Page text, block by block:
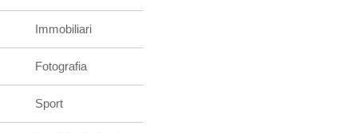
Immobiliari
Fotografia
Sport